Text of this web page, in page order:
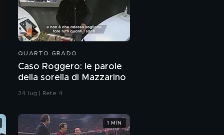
QUARTO GRADO
Caso Roggero: le parole
della sorella di Mazzarino
24 lug | Rete 4
1 MIN